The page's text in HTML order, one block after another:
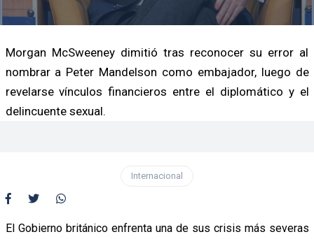
Morgan McSweeney dimitió tras reconocer su error al
nombrar a Peter Mandelson como embajador, luego de
revelarse vínculos financieros entre el diplomático y el
delincuente sexual.
Internacional
El Gobierno británico enfrenta una de sus crisis más severas